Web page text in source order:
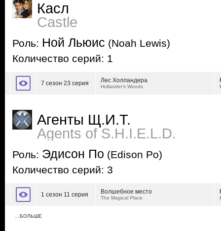
Касл
Castle
Роль: Ной Льюис (Noah Lewis)
Количество серий: 1
7 сезон 23 серия Лес Холландера
Hollander's Woods
Агенты Щ.И.Т.
Agents of S.H.I.E.L.D.
Роль: Эдисон По (Edison Po)
Количество серий: 3
1 сезон 11 серия Волшебное место
The Magical Place
…БОЛЬШЕ